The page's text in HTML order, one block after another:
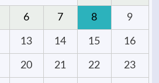
6 7 8 9
13 14 15 16
20 21 22 23